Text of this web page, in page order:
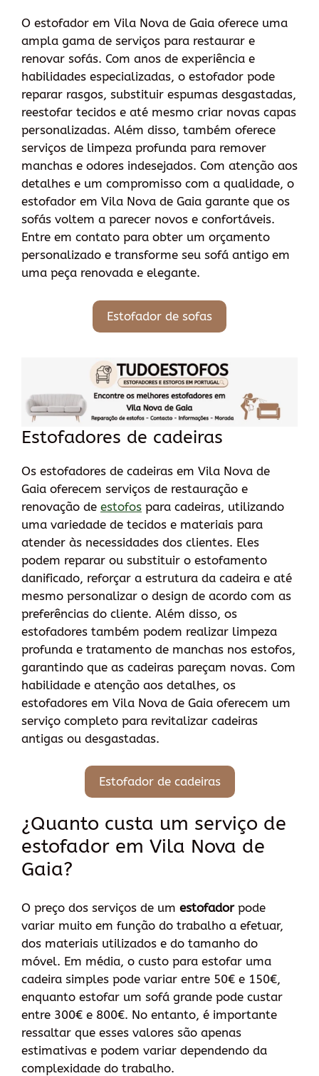
O estofador em Vila Nova de Gaia oferece uma
ampla gama de serviços para restaurar e
renovar sofás. Com anos de experiência e
habilidades especializadas, o estofador pode
reparar rasgos, substituir espumas desgastadas,
reestofar tecidos e até mesmo criar novas capas
personalizadas. Além disso, também oferece
serviços de limpeza profunda para remover
manchas e odores indesejados. Com atenção aos
detalhes e um compromisso com a qualidade, o
estofador em Vila Nova de Gaia garante que os
sofás voltem a parecer novos e confortáveis.
Entre em contato para obter um orçamento
personalizado e transforme seu sofá antigo em
uma peça renovada e elegante.
Estofador de sofas
Estofadores de cadeiras
Os estofadores de cadeiras em Vila Nova de
Gaia oferecem serviços de restauração e
renovação de estofos para cadeiras, utilizando
uma variedade de tecidos e materiais para
atender às necessidades dos clientes. Eles
podem reparar ou substituir o estofamento
danificado, reforçar a estrutura da cadeira e até
mesmo personalizar o design de acordo com as
preferências do cliente. Além disso, os
estofadores também podem realizar limpeza
profunda e tratamento de manchas nos estofos,
garantindo que as cadeiras pareçam novas. Com
habilidade e atenção aos detalhes, os
estofadores em Vila Nova de Gaia oferecem um
serviço completo para revitalizar cadeiras
antigas ou desgastadas.
Estofador de cadeiras
¿Quanto custa um serviço de
estofador em Vila Nova de
Gaia?
O preço dos serviços de um estofadorpode
variar muito em função do trabalho a efetuar,
dos materiais utilizados e do tamanho do
móvel. Em média, o custo para estofar uma
cadeira simples pode variar entre 50€ e 150€,
enquanto estofar um sofá grande pode custar
entre 300€ e 800€. No entanto, é importante
ressaltar que esses valores são apenas
estimativas e podem variar dependendo da
complexidade do trabalho.